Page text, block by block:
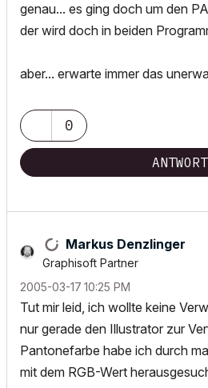
genau... es ging doch um den
der wird doch in beiden
aber... erwarte immer das
0
Markus Denzlinger
Graphisoft Partner
‎2005-03-17 10:25 PM
Tut mir leid, ich wollte keine
nur gerade den Illustrator zur
Pantonefarbe habe ich durch
mit dem RGB-Wert